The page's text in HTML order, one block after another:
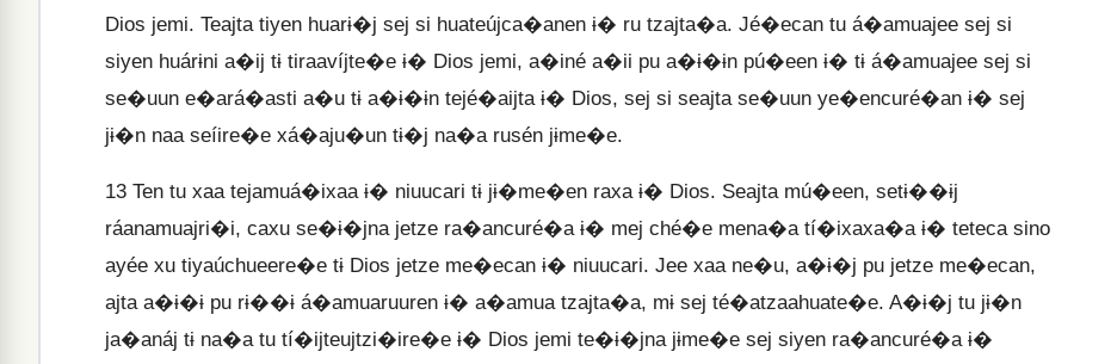
Dios jemi. Teajta tiyen huarɨ�j sej si huateújca�anen ɨ� ru tzajta�a. Jé�ecan tu á�amuajee sej si
siyen huárɨni a�ij tɨ tiraavíjte�e ɨ� Dios jemi, a�iné a�ii pu a�ɨ�ɨn pú�een ɨ� tɨ á�amuajee sej si
se�uun e�ará�asti a�u tɨ a�ɨ�ɨn tejé�aijta ɨ� Dios, sej si seajta se�uun ye�encuré�an ɨ� sej
jɨ�n naa seíire�e xá�aju�un tɨ�j na�a rusén jɨme�e.
13 Ten tu xaa tejamuá�ixaa ɨ� niuucari tɨ jɨ�me�en raxa ɨ� Dios. Seajta mú�een, setɨ��ɨj
ráanamuajri�i, caxu se�ɨ�jna jetze ra�ancuré�a ɨ� mej ché�e mena�a tí�ixaxa�a ɨ� teteca sino
ayée xu tiyaúchueere�e tɨ Dios jetze me�ecan ɨ� niuucari. Jee xaa ne�u, a�ɨ�j pu jetze me�ecan,
ajta a�ɨ�ɨ pu rɨ��ɨ á�amuaruuren ɨ� a�amua tzajta�a, mɨ sej té�atzaahuate�e. A�ɨ�j tu jɨ�n
ja�anáj tɨ na�a tu tí�ijteujtzi�ire�e ɨ� Dios jemi te�ɨ�jna jɨme�e sej siyen ra�ancuré�a ɨ�